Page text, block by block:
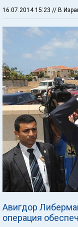
16.07.2014 15:23 // В
Авигдор
операция